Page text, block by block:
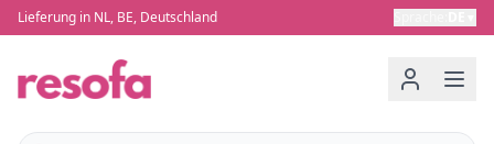
Lieferung in NL, BE, Deutschland